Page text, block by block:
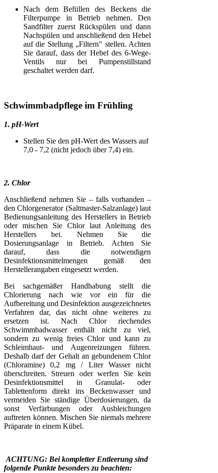
Nach dem Befüllen des Beckens die
Filterpumpe in Betrieb nehmen. Den
Sandfilter zuerst Rückspülen und dann
Nachspülen und anschließend den Hebel
auf die Stellung „Filtern" stellen. Achten
Sie darauf, dass der Hebel des 6-Wege-
Ventils nur bei Pumpenstillstand
geschaltet werden darf.
Schwimmbadpflege im Frühling
1. pH-Wert
Stellen Sie den pH-Wert des Wassers auf
7,0 - 7,2 (nicht jedoch über 7,4) ein.
2. Chlor
Anschließend nehmen Sie – falls vorhanden –
den Chlorgenerator (Saltmaster-Salzanlage) laut
Bedienungsanleitung des Herstellers in Betrieb
oder mischen Sie Chlor laut Anleitung des
Herstellers bei. Nehmen Sie die
Dosierungsanlage in Betrieb. Achten Sie
darauf, dass die notwendigen
Desinfektionsmittelmengen gemäß den
Herstellerangaben eingesetzt werden.
Bei sachgemäßer Handhabung stellt die
Chlorierung nach wie vor ein für die
Aufbereitung und Desinfektion ausgezeichnetes
Verfahren dar, das nicht ohne weiteres zu
ersetzen ist. Nach Chlor riechendes
Schwimmbadwasser enthält nicht zu viel,
sondern zu wenig freies Chlor und kann zu
Schleimhaut- und Augenreizungen führen.
Deshalb darf der Gehalt an gebundenem Chlor
(Chloramine) 0,2 mg / Liter Wasser nicht
überschreiten. Streuen oder werfen Sie kein
Desinfektionsmittel in Granulat- oder
Tablettenform direkt ins Beckenwasser und
vermeiden Sie ständige Überdosierungen, da
sonst Verfärbungen oder Ausbleichungen
auftreten können. Mischen Sie niemals mehrere
Präparate in einem Kübel.
ACHTUNG: Bei kompletter Entleerung sind
folgende Punkte besonders zu beachten: